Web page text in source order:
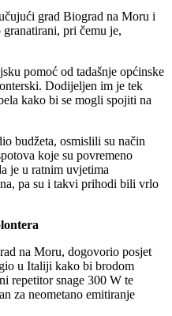
grad Biograd na Moru i
pri čemu je,
pomoć od tadašnje općinske
Dodijeljen im je tek
kako bi se mogli spojiti na
budžeta, osmislili su način
koje su povremeno
je u ratnim uvjetima
pa su i takvi prihodi bili vrlo
na Moru, dogovorio posjet
u Italiji kako bi brodom
repetitor snage 300 W te
za neometano emitiranje